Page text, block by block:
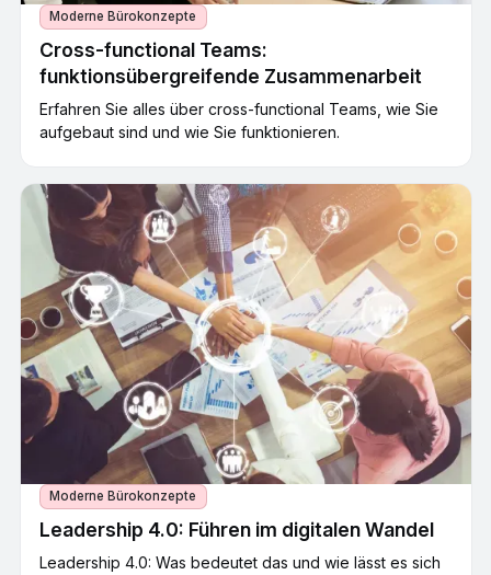
Moderne Bürokonzepte
Cross-functional Teams:
funktionsübergreifende Zusammenarbeit
Erfahren Sie alles über cross-functional Teams, wie Sie
aufgebaut sind und wie Sie funktionieren.
Moderne Bürokonzepte
Leadership 4.0: Führen im digitalen Wandel
Leadership 4.0: Was bedeutet das und wie lässt es sich